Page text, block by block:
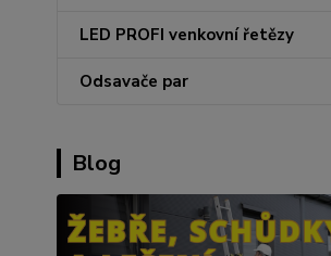
LED PROFI venkovní řetězy
Odsavače par
Blog